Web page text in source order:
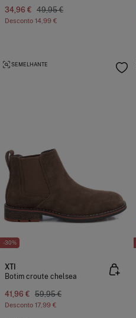
34,96 € 49,95 €
Desconto 14,99 €
-30%
SEMELHANTE
XTI
Botim croute chelsea
41,96 € 59,95 €
Desconto 17,99 €